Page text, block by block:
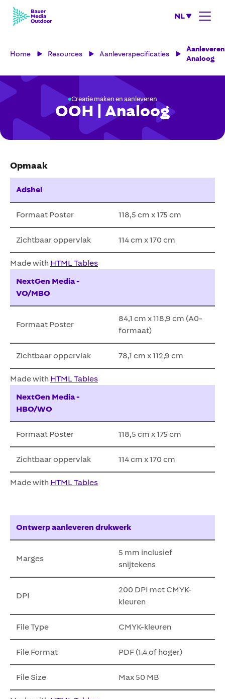
NL
Home Resources Aanleverspecificaties
Aanleveren
Analoog
Creatie maken en aanleveren
OOH | Analoog
Opmaak
Adshel
Formaat Poster 118,5 cm x 175 cm
Zichtbaar oppervlak 114 cm x 170 cm
Made with HTML Tables
NextGen Media -
VO/MBO
Formaat Poster
84,1 cm x 118,9 cm (A0-
formaat)
Zichtbaar oppervlak 78,1 cm x 112,9 cm
Made with HTML Tables
NextGen Media -
HBO/WO
Formaat Poster 118,5 cm x 175 cm
Zichtbaar oppervlak 114 cm x 170 cm
Made with HTML Tables
Ontwerp aanleveren drukwerk
Marges
5 mm inclusief
snijtekens
DPI
200 DPI met CMYK-
kleuren
File Type CMYK-kleuren
File Format PDF (1.4 of hoger)
File Size Max 50 MB